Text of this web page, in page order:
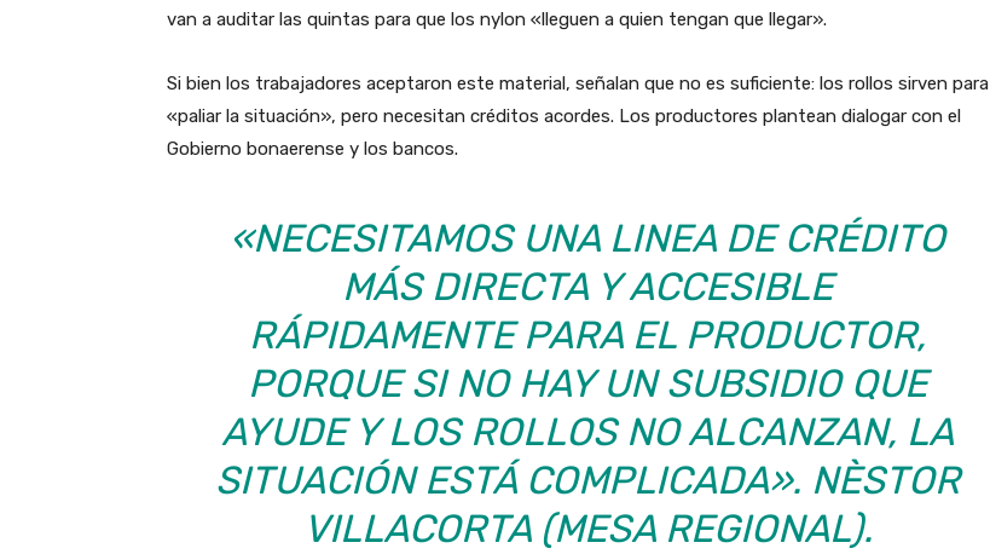
van a auditar las quintas para que los nylon «lleguen a quien tengan que llegar».
Si bien los trabajadores aceptaron este material, señalan que no es suficiente: los rollos sirven para
«paliar la situación», pero necesitan créditos acordes. Los productores plantean dialogar con el
Gobierno bonaerense y los bancos.
«NECESITAMOS UNA LINEA DE CRÉDITO
MÁS DIRECTA Y ACCESIBLE
RÁPIDAMENTE PARA EL PRODUCTOR,
PORQUE SI NO HAY UN SUBSIDIO QUE
AYUDE Y LOS ROLLOS NO ALCANZAN, LA
SITUACIÓN ESTÁ COMPLICADA». NÈSTOR
VILLACORTA (MESA REGIONAL).